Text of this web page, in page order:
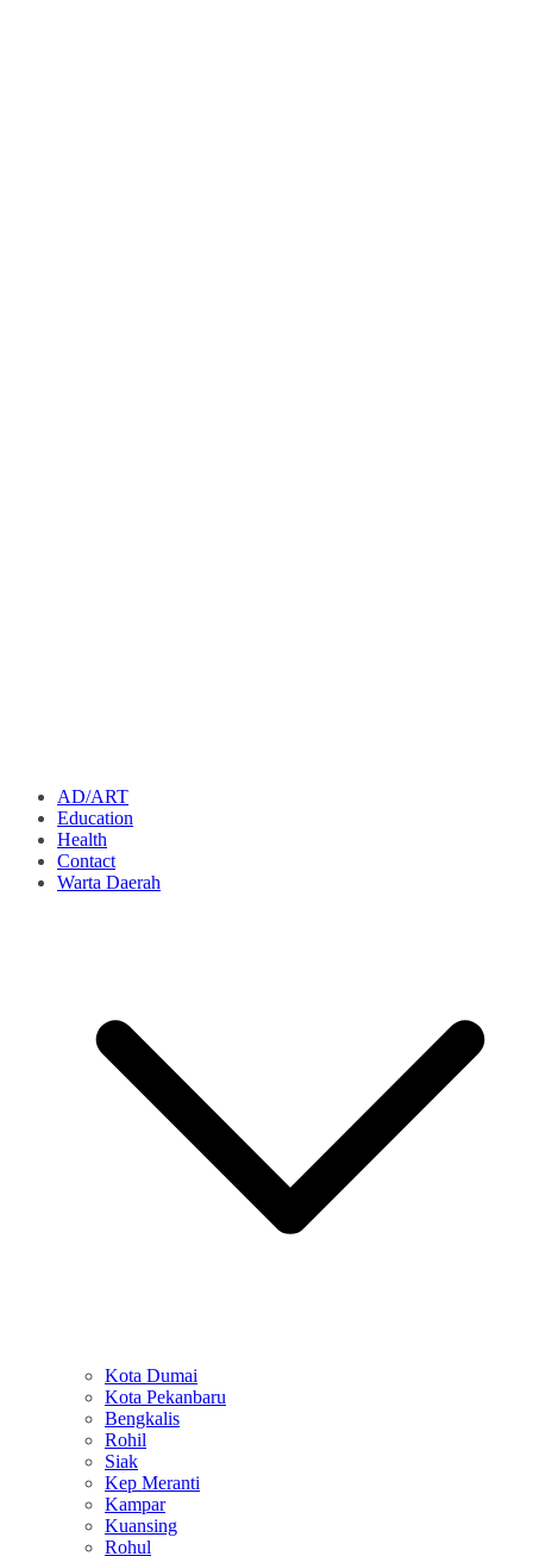
AD/ART
Education
Health
Contact
Warta Daerah
Kota Dumai
Kota Pekanbaru
Bengkalis
Rohil
Siak
Kep Meranti
Kampar
Kuansing
Rohul